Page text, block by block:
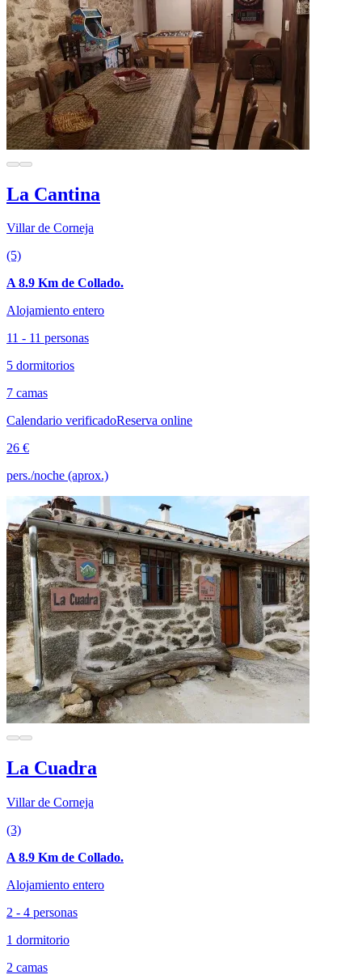
La Cantina
Villar de Corneja
(5)
A 8.9 Km de Collado.
Alojamiento entero
11 - 11 personas
5 dormitorios
7 camas
Calendario verificadoReserva online
26 €
pers./noche (aprox.)
La Cuadra
Villar de Corneja
(3)
A 8.9 Km de Collado.
Alojamiento entero
2 - 4 personas
1 dormitorio
2 camas